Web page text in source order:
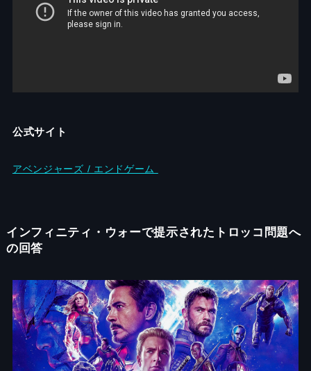
公式サイト
アベンジャーズ / エンドゲーム
インフィニティ・ウォーで提示されたトロッコ問題へ
の回答